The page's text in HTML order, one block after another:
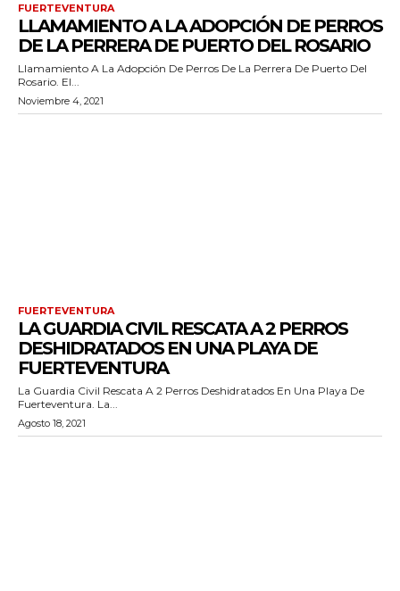
FUERTEVENTURA
LLAMAMIENTO A LA ADOPCIÓN DE PERROS
DE LA PERRERA DE PUERTO DEL ROSARIO
Llamamiento A La Adopción De Perros De La Perrera De Puerto Del
Rosario. El...
Noviembre 4, 2021
FUERTEVENTURA
LA GUARDIA CIVIL RESCATA A 2 PERROS
DESHIDRATADOS EN UNA PLAYA DE
FUERTEVENTURA
La Guardia Civil Rescata A 2 Perros Deshidratados En Una Playa De
Fuerteventura. La...
Agosto 18, 2021